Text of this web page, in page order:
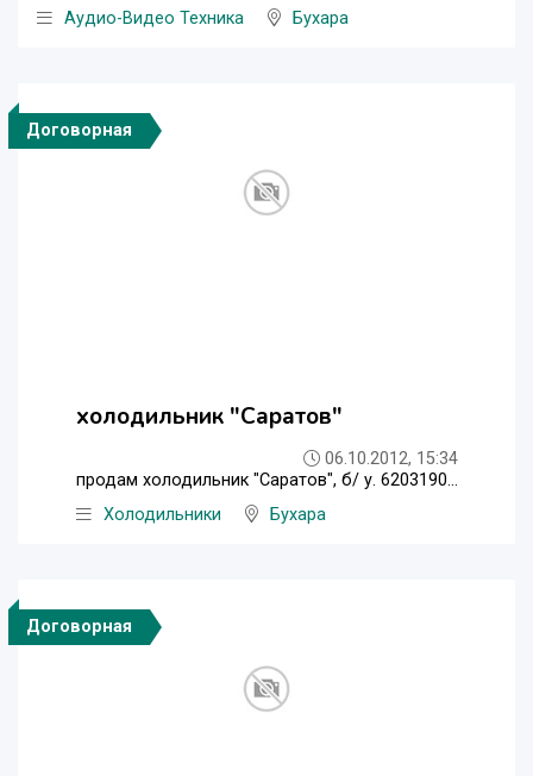
Аудио-Видео Техника
Бухара
Договорная
холодильник "Саратов"
06.10.2012, 15:34
продам холодильник "Саратов", б/ у. 6203190...
Холодильники
Бухара
Договорная